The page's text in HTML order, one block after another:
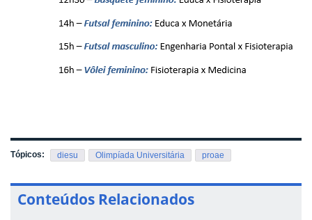
Tópicos: diesu Olimpíada Universitária proae
Conteúdos Relacionados